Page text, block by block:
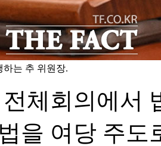
하는 추 위원장.
체회의에서
을 여당 주